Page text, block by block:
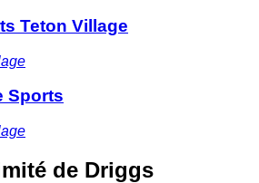
Teton Village
Sports
de Driggs